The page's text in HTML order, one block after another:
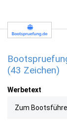
(43 Zeichen)
Werbetext
Zum